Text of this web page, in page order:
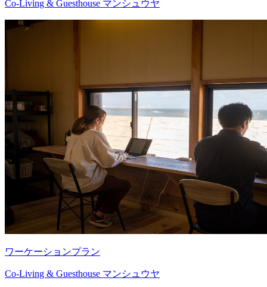
Co-Living & Guesthouse マンシュウヤ
ワーケーションプラン
Co-Living & Guesthouse マンシュウヤ